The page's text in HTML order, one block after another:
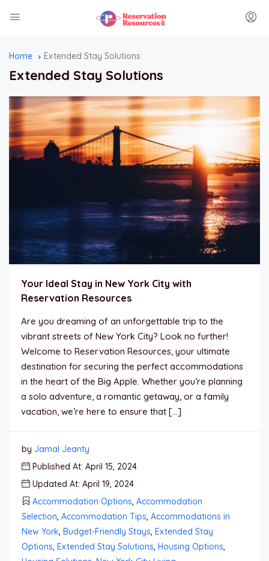
Home Extended Stay Solutions
Extended Stay Solutions
Your Ideal Stay in New York City with
Reservation Resources
Are you dreaming of an unforgettable trip to the
vibrant streets of New York City? Look no further!
Welcome to Reservation Resources, your ultimate
destination for securing the perfect accommodations
in the heart of the Big Apple. Whether you’re planning
a solo adventure, a romantic getaway, or a family
vacation, we’re here to ensure that […]
by Jamal Jeanty
Published At: April 15, 2024
Updated At: April 19, 2024
Accommodation Options, Accommodation
Selection, Accommodation Tips, Accommodations in
New York, Budget-Friendly Stays, Extended Stay
Options, Extended Stay Solutions, Housing Options,